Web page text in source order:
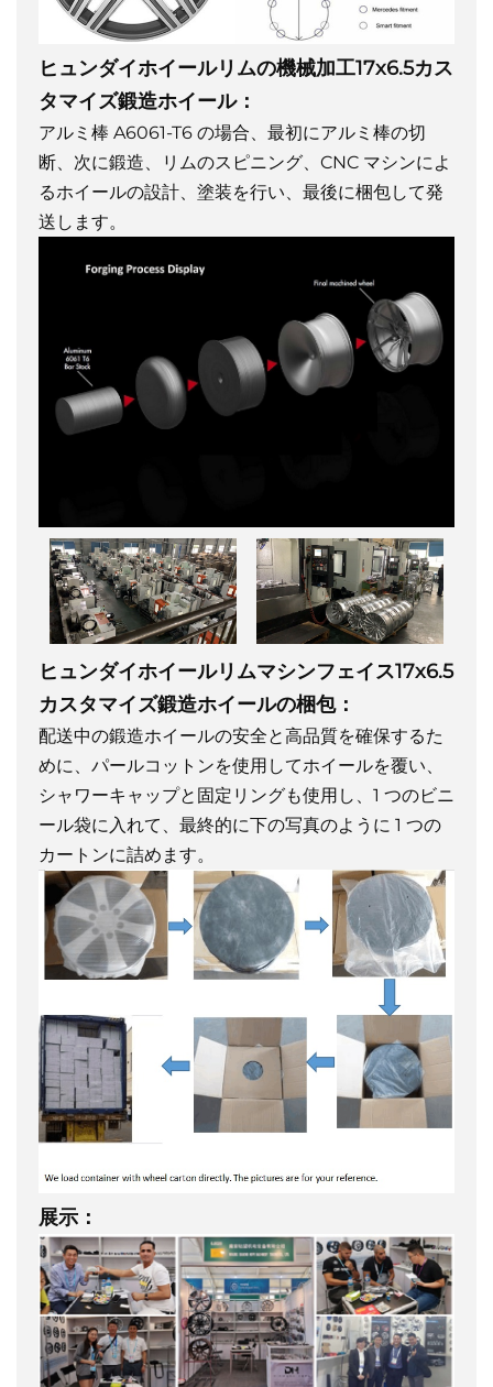
ヒュンダイホイールリムの機械加工17x6.5カス
タマイズ鍛造ホイール：
アルミ棒 A6061-T6 の場合、最初にアルミ棒の切
断、次に鍛造、リムのスピニング、CNC マシンによ
るホイールの設計、塗装を行い、最後に梱包して発
送します。
ヒュンダイホイールリムマシンフェイス17x6.5
カスタマイズ鍛造ホイールの梱包：
配送中の鍛造ホイールの安全と高品質を確保するた
めに、パールコットンを使用してホイールを覆い、
シャワーキャップと固定リングも使用し、1 つのビニ
ール袋に入れて、最終的に下の写真のように 1 つの
カートンに詰めます。
展示：